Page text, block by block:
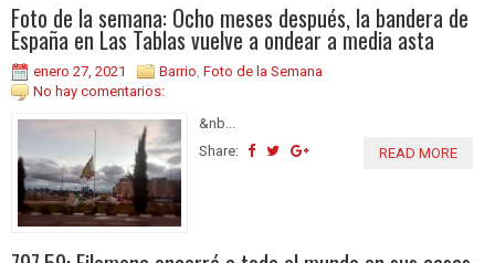
Foto de la semana: Ocho meses después, la bandera de
España en Las Tablas vuelve a ondear a media asta
enero 27, 2021 Barrio, Foto de la Semana
No hay comentarios:
&nb...
Share:
READ MORE